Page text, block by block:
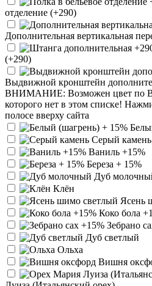
отделение (+290)
Дополнительная вертикальная
(+290)
Выдвижной кронштейн
ВНИМАНИЕ: Возможен цвет по
которого нет в этом списке!
полосе вверху сайта
Серый камень
Ваниль +15%
Береза + 15%
Дуб
Клён
Ясень
Коко бола
Зебрано
Дуб светлый
Ольха
Вишня